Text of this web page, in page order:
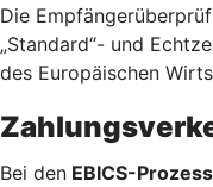
Die
„Standard“- und
des Europäischen
Bei den EBICS-